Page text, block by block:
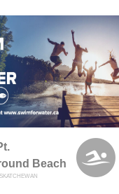
Beach